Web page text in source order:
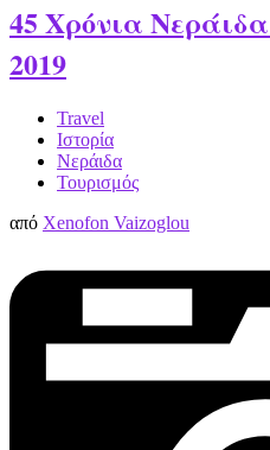
45 Χρόνια
2019
Travel
Ιστορία
Νεράιδα
Τουρισμός
από Xenofon Vaizoglou